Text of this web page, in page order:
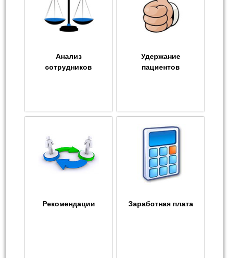
Анализ
сотрудников
Удержание
пациентов
Рекомендации Заработная плата